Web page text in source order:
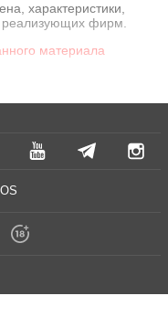
характеристики,
фирм.
материала